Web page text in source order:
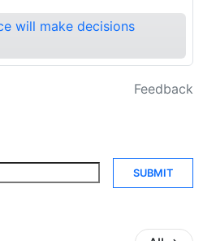
will make decisions
Feedback
SUBMIT